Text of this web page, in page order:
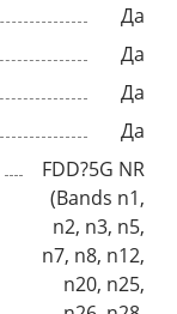
Да
Да
Да
Да
FDD?5G NR
(Bands n1,
n2, n3, n5,
n7, n8, n12,
n20, n25,